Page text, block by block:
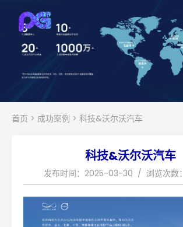
首页 > 成功案例 > 科技&沃尔沃汽车
科技&沃尔沃汽车
发布时间：2025-03-30 / 浏览次数